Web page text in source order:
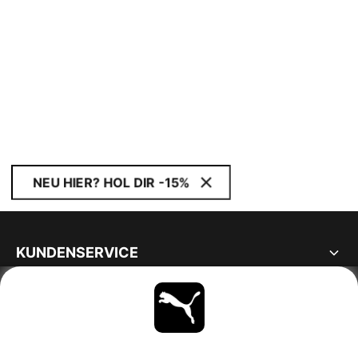
NEU HIER? HOL DIR -15%
KUNDENSERVICE
BLEIBE IMMER AUF DEM LAUFENDEN